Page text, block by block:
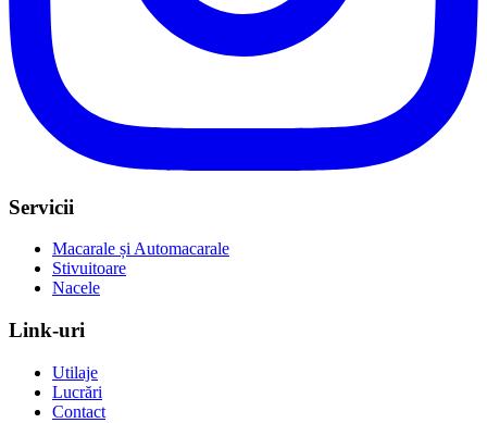
Servicii
Macarale și Automacarale
Stivuitoare
Nacele
Link-uri
Utilaje
Lucrări
Contact